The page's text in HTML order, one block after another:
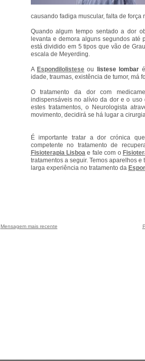
causando fadiga muscular, falta de força
Quando algum tempo sentado a dor
levanta e demora alguns segundos até
está dividido em 5 tipos que vão de
escala de Meyerding.
A Espondilolisteseou listese lombar
idade, traumas, existência de tumor, má
O tratamento da dor com
indispensáveis no alívio da dor e o
estes tratamentos, o Neurologista
movimento, decidirá se há lugar a
É importante tratar a dor crónica
competente no tratamento de
Fisioterapia Lisboae fale com o
tratamentos a seguir. Temos aparelhos
larga experiência no tratamento da
Mensagem mais recente